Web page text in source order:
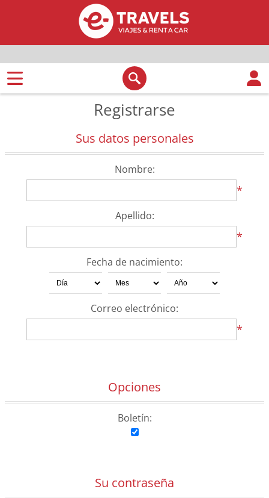
Registrarse
Sus datos personales
Nombre:
*
Apellido:
*
Fecha de nacimiento:
Correo electrónico:
*
Opciones
Boletín:
Su contraseña